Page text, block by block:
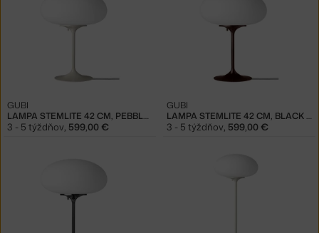
LAMPA STEMLITE 42 CM, PEBBLE GREY
GUBI
3 - 5 týždňov, 599,00 €
LAMPA STEMLITE 42 CM, BLACK RED
GUBI
3 - 5 týždňov, 599,00 €